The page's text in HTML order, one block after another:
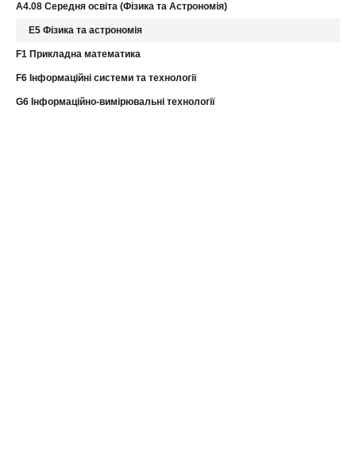
A4.08 Середня освіта (Фізика та Астрономія)
E5 Фізика та астрономія
F1 Прикладна математика
F6 Інформаційні системи та технології
G6 Інформаційно-вимірювальні технології